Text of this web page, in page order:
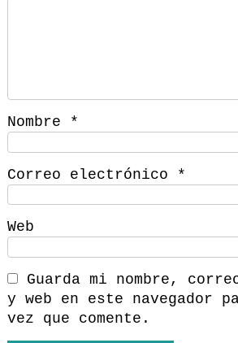
Nombre *
Correo electrónico *
Web
Guarda mi nombre,
y web en este navegador
vez que comente.